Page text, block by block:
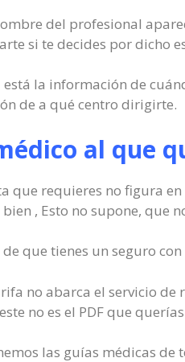
del profesional
si te decides por dicho
la información de
de a qué centro dirigirte.
al que
que requieres no figura
, Esto no supone, que
de que tienes un seguro
no abarca el servicio de
no es el PDF que
las guías médicas